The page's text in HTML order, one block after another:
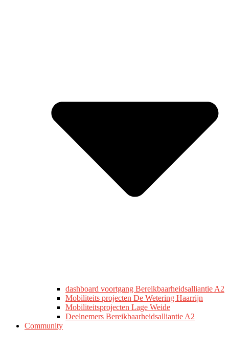
dashboard voortgang Bereikbaarheidsalliantie A2
Mobiliteits projecten De Wetering Haarrijn
Mobiliteitsprojecten Lage Weide
Deelnemers Bereikbaarheidsalliantie A2
Community